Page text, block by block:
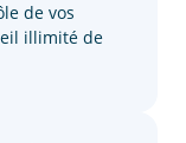
de vos
illimité de